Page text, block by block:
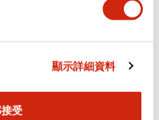
顯示詳細資料
受